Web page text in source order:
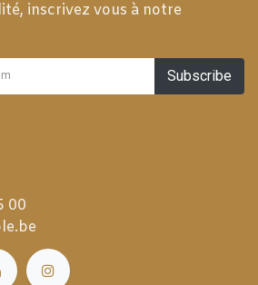
inscrivez vous à notre
Subscribe
00